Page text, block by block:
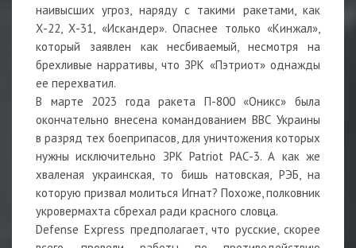
наивысших угроз, наряду с такими ракетами, как
Х-22, Х-31, «Искандер». Опаснее только «Кинжал»,
который заявлен как несбиваемый, несмотря на
брехливые нарративы, что ЗРК «Пэтриот» однажды
ее перехватил.
В марте 2023 года ракета П-800 «Оникс» была
окончательно внесена командованием ВВС Украины
в разряд тех боеприпасов, для уничтожения которых
нужны исключительно ЗРК Patriot PAC-3. А как же
хваленая украинская, то бишь натовская, РЭБ, на
которую призвал молиться Игнат? Похоже, полковник
укровермахта сбрехал ради красного словца.
Defense Express предполагает, что русские, скорее